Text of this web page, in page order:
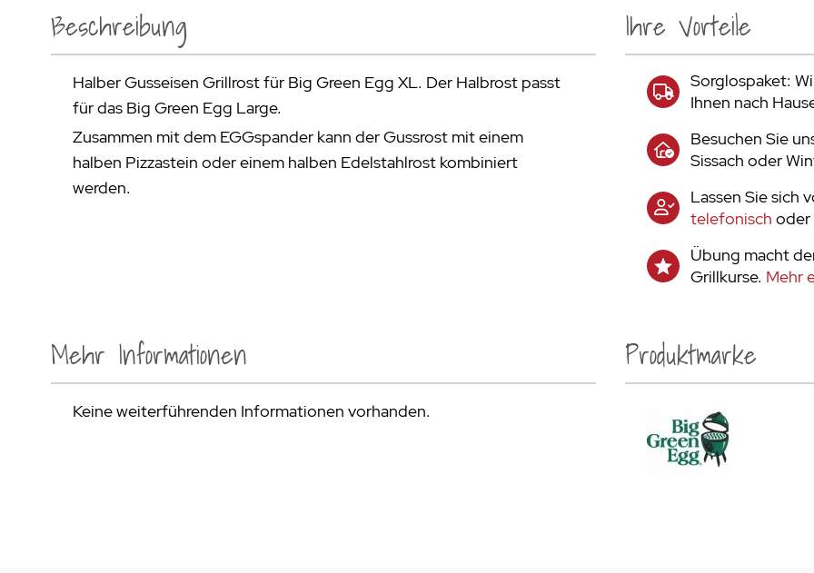
Beschreibung
Halber Gusseisen Grillrost für Big Green Egg XL. Der Halbrost passt
für das Big Green Egg Large.
Zusammen mit dem EGGspander kann der Gussrost mit einem
halben Pizzastein oder einem halben Edelstahlrost kombiniert
werden.
Ihre Vorteile
Sorglospaket:
Ihnen nach
Besuchen Sie
Sissach oder
Lassen Sie sich
telefonisch oder
Übung macht
Grillkurse. Mehr
Mehr Informationen
Keine weiterführenden Informationen vorhanden.
Produktmarke